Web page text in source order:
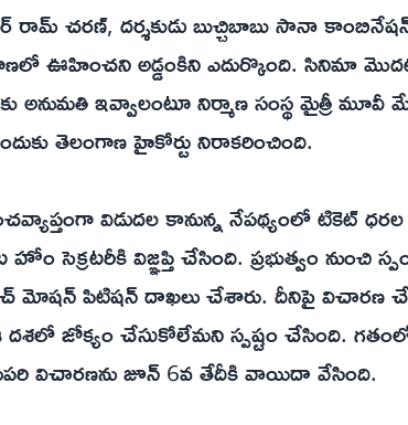
చరణ్, దర్శకుడు బుచ్చిబాబు సానా కాంబినేషన్‌లో
ఊహించని అడ్డంకిని ఎదుర్కొంది. సినిమా
అనుమతి ఇవ్వాలంటూ నిర్మాణ సంస్థ మైత్రీ
తెలంగాణ హైకోర్టు నిరాకరించింది.
విడుదల కానున్న నేపథ్యంలో టికెట్
సెక్రటరీకి విజ్ఞప్తి చేసింది. ప్రభుత్వం
మోషన్ పిటిషన్ దాఖలు చేశారు. దీనిపై విచారణ
జోక్యం చేసుకోలేమని స్పష్టం చేసింది. గతంలో
విచారణను జూన్ 6వ తేదీకి వాయిదా వేసింది.